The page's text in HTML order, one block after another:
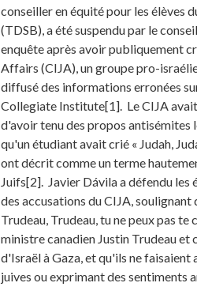
conseiller en équité pour les élèves
(TDSB), a été suspendu par le
enquête après avoir publiquement
Affairs (CIJA), un groupe pro-
diffusé des informations erronées
Collegiate Institute[1]. Le CIJA
d'avoir tenu des propos antisémites
qu'un étudiant avait crié « Judah,
ont décrit comme un terme
Juifs[2]. Javier Dávila a défendu
des accusations du CIJA,
Trudeau, Trudeau, tu ne peux pas
ministre canadien Justin Trudeau et
d'Israël à Gaza, et qu'ils ne faisaient
juives ou exprimant des sentiments